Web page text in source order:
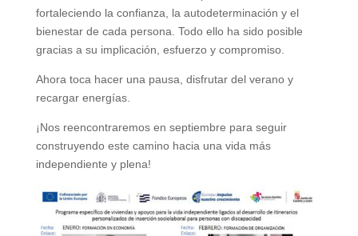
fortaleciendo la confianza, la autodeterminación y el
bienestar de cada persona. Todo ello ha sido posible
gracias a su implicación, esfuerzo y compromiso.
Ahora toca hacer una pausa, disfrutar del verano y
recargar energías.
¡Nos reencontraremos en septiembre para seguir
construyendo este camino hacia una vida más
independiente y plena!